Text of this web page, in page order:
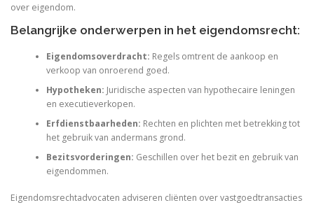
over eigendom.
Belangrijke onderwerpen in het eigendomsrecht:
Eigendomsoverdracht: Regels omtrent de aankoop en
verkoop van onroerend goed.
Hypotheken: Juridische aspecten van hypothecaire leningen
en executieverkopen.
Erfdienstbaarheden: Rechten en plichten met betrekking tot
het gebruik van andermans grond.
Bezitsvorderingen: Geschillen over het bezit en gebruik van
eigendommen.
Eigendomsrechtadvocaten adviseren cliënten over vastgoedtransacties